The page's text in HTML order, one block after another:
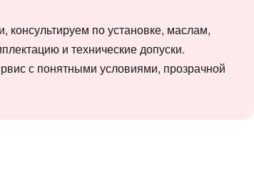
консультируем по установке, маслам,
и технические допуски.
с понятными условиями, прозрачной